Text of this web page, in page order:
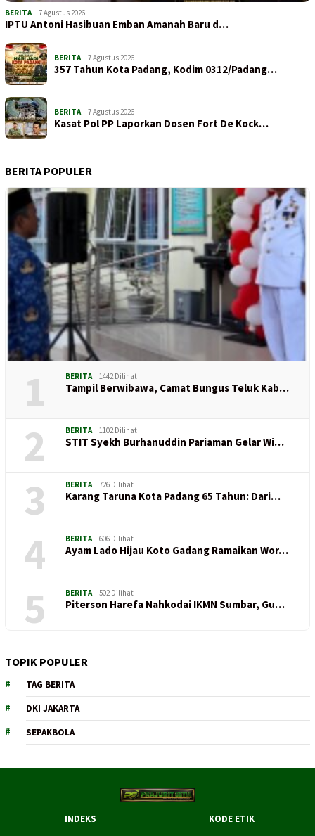
BERITA 7 Agustus 2026
IPTU Antoni Hasibuan Emban Amanah Baru d…
BERITA 7 Agustus 2026
357 Tahun Kota Padang, Kodim 0312/Padang…
BERITA 7 Agustus 2026
Kasat Pol PP Laporkan Dosen Fort De Kock…
BERITA POPULER
1 BERITA 1442 Dilihat
Tampil Berwibawa, Camat Bungus Teluk Kab…
2 BERITA 1102 Dilihat
STIT Syekh Burhanuddin Pariaman Gelar Wi…
3 BERITA 726 Dilihat
Karang Taruna Kota Padang 65 Tahun: Dari…
4 BERITA 606 Dilihat
Ayam Lado Hijau Koto Gadang Ramaikan Wor…
5 BERITA 502 Dilihat
Piterson Harefa Nahkodai IKMN Sumbar, Gu…
TOPIK POPULER
TAG BERITA
DKI JAKARTA
SEPAKBOLA
INDEKS
KODE ETIK